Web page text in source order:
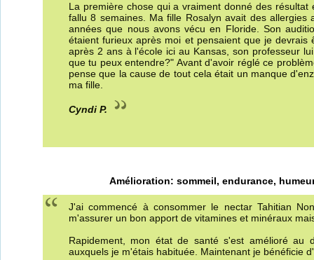
La première chose qui a vraiment donné des
fallu 8 semaines. Ma fille Rosalyn avait des
années que nous avons vécu en Floride. Son
étaient furieux après moi et pensaient que je
après 2 ans à l'école ici au Kansas, son professeur
que tu peux entendre?" Avant d'avoir réglé ce
pense que la cause de tout cela était un manque
ma fille.
Cyndi P.
Amélioration: sommeil, endurance,
J'ai commencé à consommer le nectar Tahitian
m'assurer un bon apport de vitamines et minéraux
Rapidement, mon état de santé s'est amélioré au
auxquels je m'étais habituée. Maintenant je bénéficie